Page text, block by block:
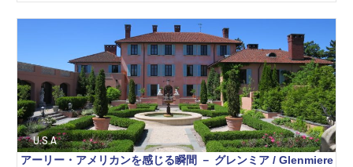
U.S.A
アーリー・アメリカンを感じる瞬間 － グレンミア / Glenmiere